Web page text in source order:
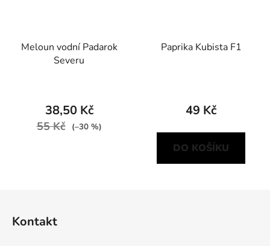
Meloun vodní Padarok
Severu
38,50 Kč
55 Kč (–30 %)
Paprika Kubista F1
49 Kč
DO KOŠÍKU
Kontakt